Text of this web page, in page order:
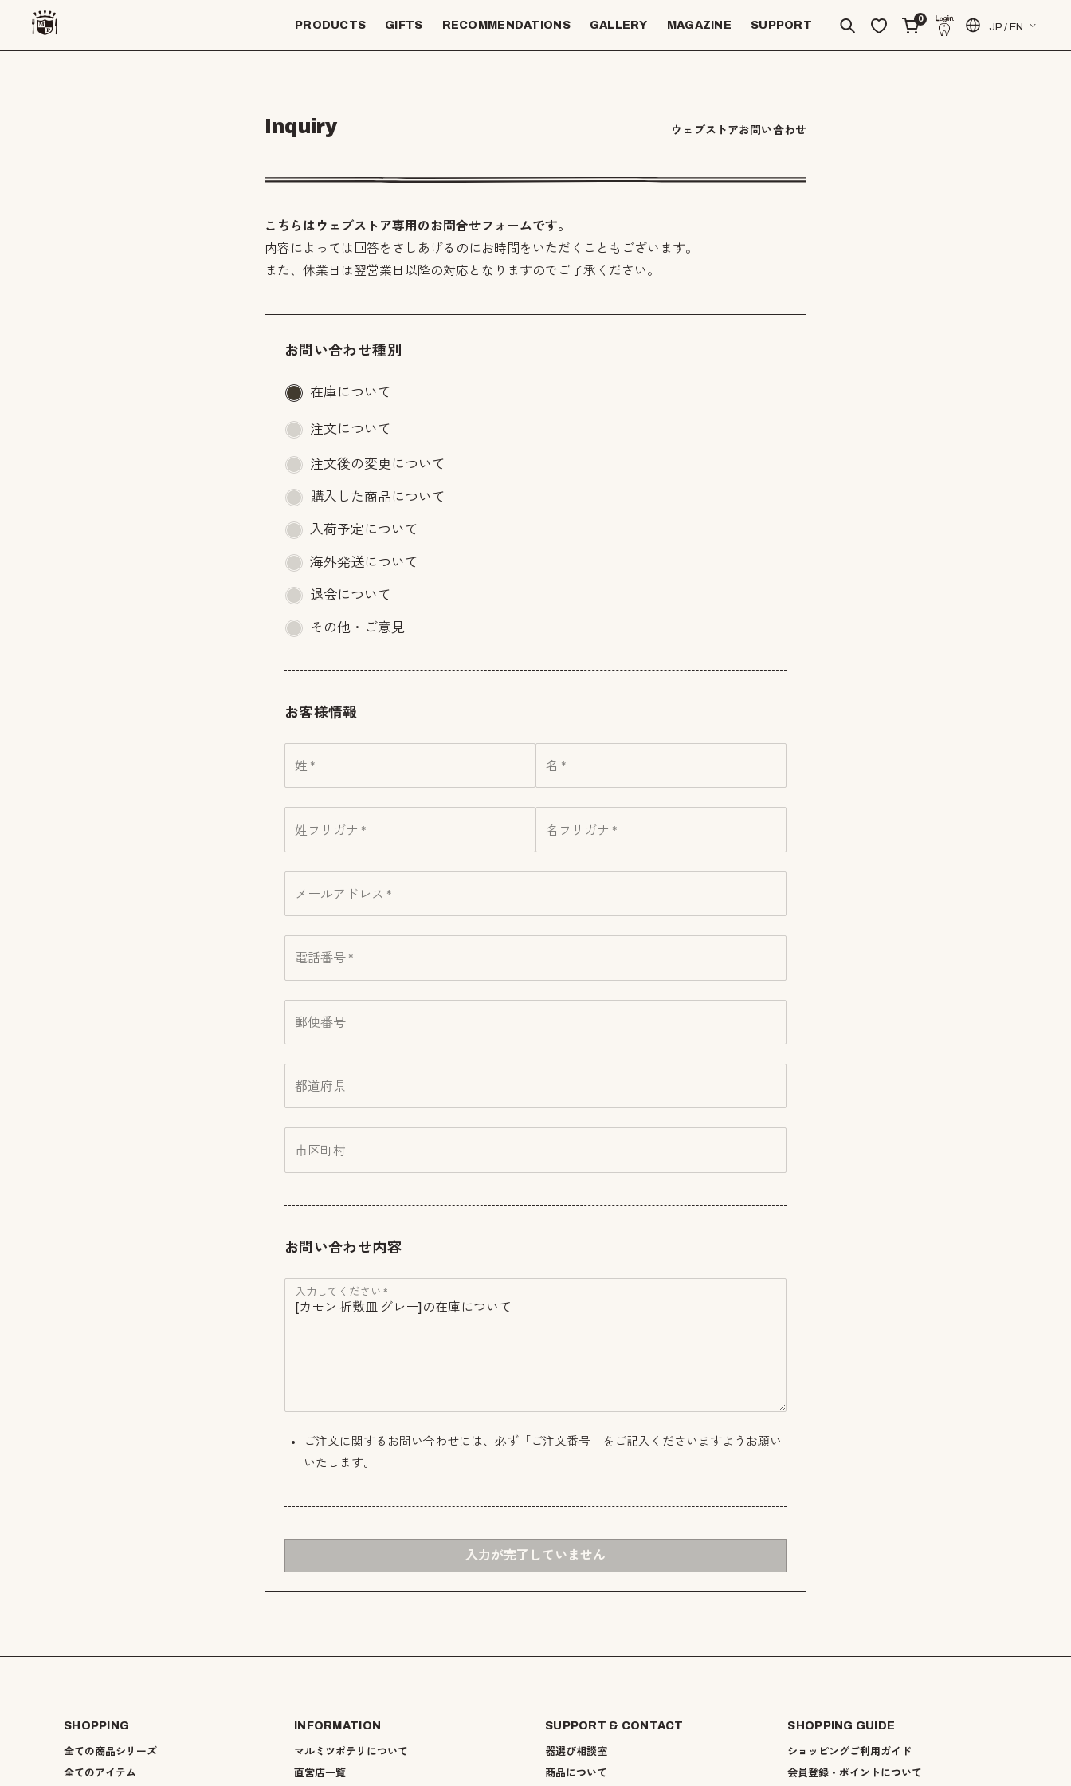
PRODUCTS GIFTS RECOMMENDATIONS GALLERY MAGAZINE SUPPORT
0
JP / EN
Inquiry ウェブストアお問い合わせ
こちらはウェブストア専用のお問合せフォームです。
内容によっては回答をさしあげるのにお時間をいただくこともございます。
また、休業日は翌営業日以降の対応となりますのでご了承ください。
お問い合わせ種別
在庫について
注文について
注文後の変更について
購入した商品について
入荷予定について
海外発送について
退会について
その他・ご意見
お客様情報
姓 * 名 *
姓フリガナ * 名フリガナ *
メールアドレス *
電話番号 *
郵便番号
都道府県
市区町村
お問い合わせ内容
入力してください *
ご注文に関するお問い合わせには、必ず「ご注文番号」をご記入くださいますようお願い
いたします。
入力が完了していません
SHOPPING
全ての商品シリーズ
全てのアイテム
INFORMATION
マルミツポテリについて
直営店一覧
SUPPORT & CONTACT
器選び相談室
商品について
SHOPPING GUIDE
ショッピングご利用ガイド
会員登録・ポイントについて